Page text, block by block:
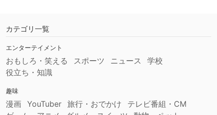
カテゴリ一覧
エンターテイメント
おもしろ・笑える スポーツ ニュース
学校
役立ち・知識
趣味
漫画 YouTuber 旅行・おでかけ
テレビ番組・CM